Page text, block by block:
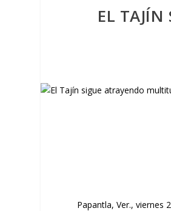
EL TAJÍN
Papantla, Ver., viernes